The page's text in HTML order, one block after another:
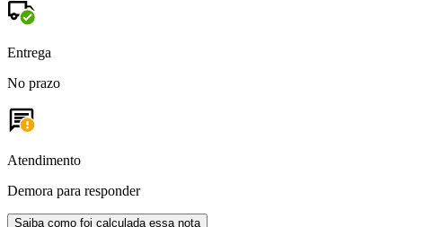
Entrega
No prazo
Atendimento
Demora para responder
Saiba como foi calculada essa nota